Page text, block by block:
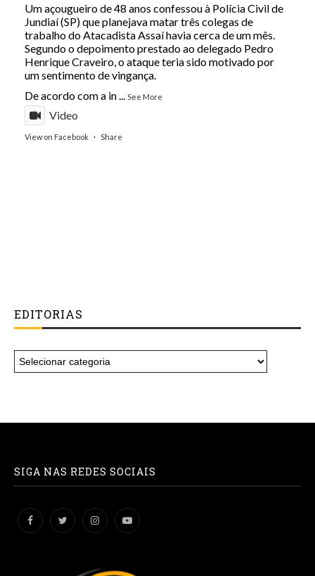
Um açougueiro de 48 anos confessou à Polícia Civil de
Jundiaí (SP) que planejava matar três colegas de
trabalho do Atacadista Assaí havia cerca de um mês.
Segundo o depoimento prestado ao delegado Pedro
Henrique Craveiro, o ataque teria sido motivado por
um sentimento de vingança.
De acordo com a in
See More
Video
View on Facebook · Share
EDITORIAS
SIGA NAS REDES SOCIAIS